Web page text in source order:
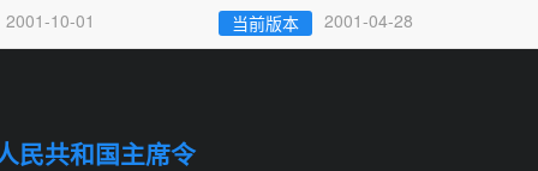
2001-10-01 当前版本 2001-04-28
民共和国主席令